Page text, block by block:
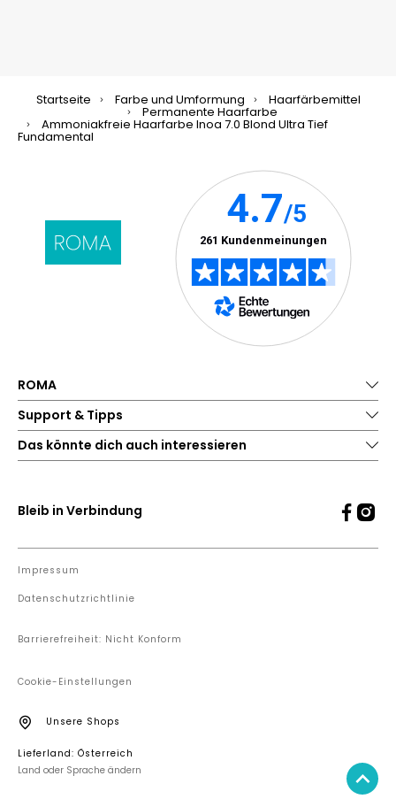
Startseite Farbe und Umformung Haarfärbemittel
Permanente Haarfarbe
Ammoniakfreie Haarfarbe Inoa 7.0 Blond Ultra Tief
Fundamental
ROMA
Support & Tipps
Das könnte dich auch interessieren
Bleib in Verbindung
Impressum
Datenschutzrichtlinie
Barrierefreiheit: Nicht Konform
Cookie-Einstellungen
Unsere Shops
Lieferland: Österreich
Land oder Sprache ändern